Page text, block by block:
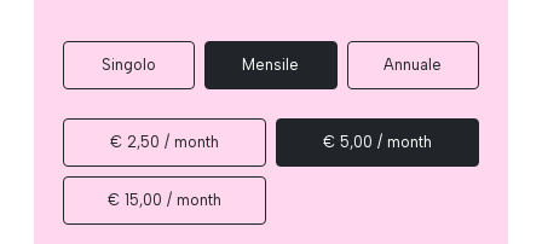
Singolo Mensile Annuale
€ 2,50 / month € 5,00 / month
€ 15,00 / month